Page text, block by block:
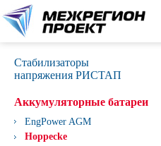
8 (495) 258-48-22
Стабилизаторы
напряжения РИСТАП
Аккумуляторные батареи
EngPower AGM
Hoppecke